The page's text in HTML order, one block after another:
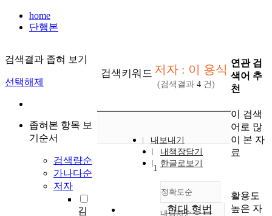
home
단행본
검색결과 좁혀 보기
선택해제
좁혀본 항목 보
기순서
검색량순
가나다순
저자
김
검색키워드 저자 : 이 용식
(검색결과 4 건)
내보내기
내책장담기
한글로보기
정확도순
내림차순
1
현대 형법
연관 검
색어 추
천
이 검색
어로 많
이 본 자
료
활용도
높은 자